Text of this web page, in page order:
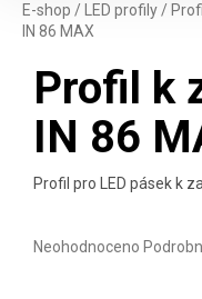
E-shop / LED profily /
IN 86 MAX
Profil k
IN 86
Profil pro LED pásek k
Průměrné hodnocení
Neohodnoceno